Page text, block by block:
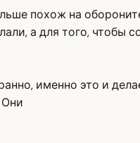
похож на
а для того, чтобы
именно это и
Они